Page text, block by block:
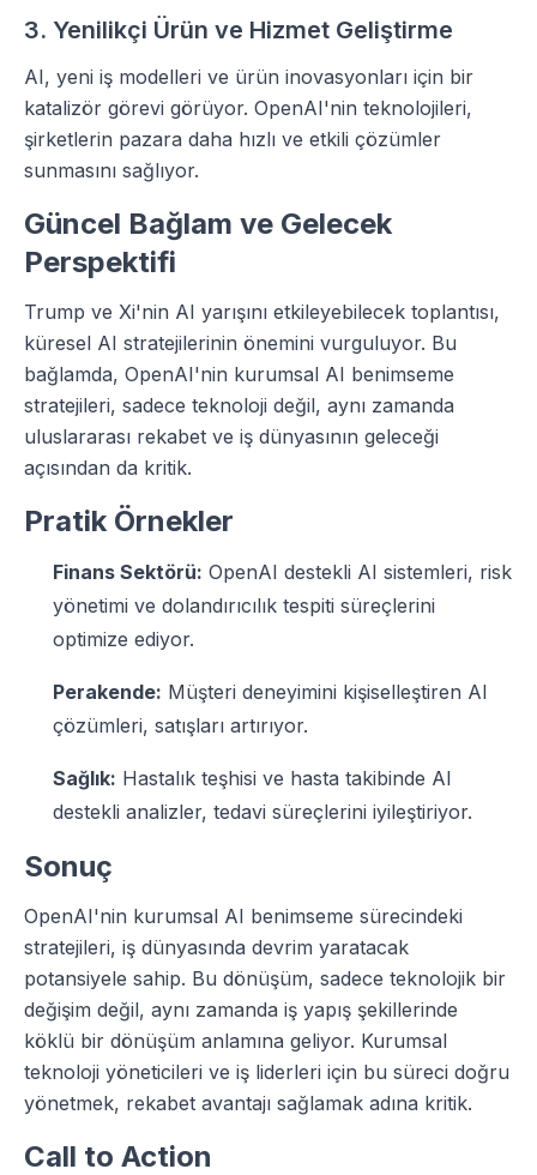
3. Yenilikçi Ürün ve Hizmet Geliştirme
AI, yeni iş modelleri ve ürün inovasyonları için bir
katalizör görevi görüyor. OpenAI'nin teknolojileri,
şirketlerin pazara daha hızlı ve etkili çözümler
sunmasını sağlıyor.
Güncel Bağlam ve Gelecek
Perspektifi
Trump ve Xi'nin AI yarışını etkileyebilecek toplantısı,
küresel AI stratejilerinin önemini vurguluyor. Bu
bağlamda, OpenAI'nin kurumsal AI benimseme
stratejileri, sadece teknoloji değil, aynı zamanda
uluslararası rekabet ve iş dünyasının geleceği
açısından da kritik.
Pratik Örnekler
Finans Sektörü: OpenAI destekli AI sistemleri, risk
yönetimi ve dolandırıcılık tespiti süreçlerini
optimize ediyor.
Perakende: Müşteri deneyimini kişiselleştiren AI
çözümleri, satışları artırıyor.
Sağlık: Hastalık teşhisi ve hasta takibinde AI
destekli analizler, tedavi süreçlerini iyileştiriyor.
Sonuç
OpenAI'nin kurumsal AI benimseme sürecindeki
stratejileri, iş dünyasında devrim yaratacak
potansiyele sahip. Bu dönüşüm, sadece teknolojik bir
değişim değil, aynı zamanda iş yapış şekillerinde
köklü bir dönüşüm anlamına geliyor. Kurumsal
teknoloji yöneticileri ve iş liderleri için bu süreci doğru
yönetmek, rekabet avantajı sağlamak adına kritik.
Call to Action